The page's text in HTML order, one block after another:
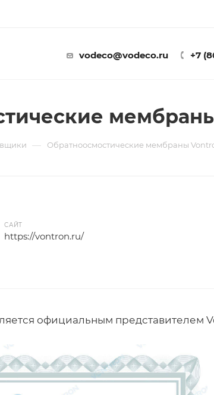
vodeco@vodeco.ru +7
— Обратноосмостические мембраны
САЙТ
https://vontron.ru/
официальным представителем